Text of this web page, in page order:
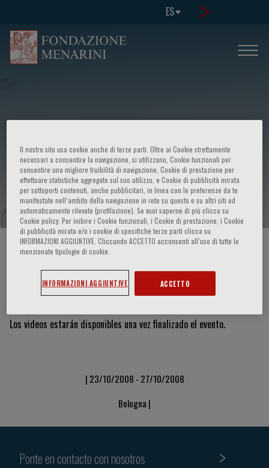
ES
Corso su: - Cytogenetics, microarrays
and massive sequencing in biomedical
and clinical research
HOME PAGE / CURSOS Y EVENTOS
Vídeos y diapositivas
Los videos estarán disponibles una vez finalizado el evento.
| 23/10/2008 - 27/10/2008
Bologna |
Ponte en contacto con nosotros
Il nostro sito usa cookie anche di terze parti. Oltre ai Cookie strettamente
necessari a consentire la navigazione, si utilizzano, Cookie funzionali per
consentire una migliore fruibilità di navigazione, Cookie di prestazione per
effettuare statistiche aggregate sul suo utilizzo, e Cookie di pubblicità mirata
per sottoporti contenuti, anche pubblicitari, in linea con le preferenze da te
manifestate nell‘ambito della navigazione in rete su questo e su altri siti ed
automaticamente rilevate (profilazione). Se vuoi saperne di più clicca su
Cookie policy. Per inibire i Cookie funzionali, i Cookie di prestazione, i Cookie
di pubblicità mirata e/o i cookie di specifiche terze parti clicca su
INFORMAZIONI AGGIUNTIVE. Cliccando ACCETTO acconsenti all’uso di tutte le
menzionate tipologie di cookie.
INFORMAZIONI AGGIUNTIVE ACCETTO